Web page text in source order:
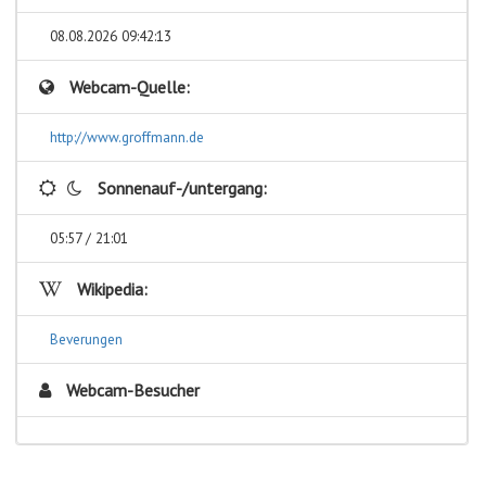
08.08.2026 09:42:13
Webcam-Quelle:
http://www.groffmann.de
Sonnenauf-/untergang:
05:57 / 21:01
Wikipedia:
Beverungen
Webcam-Besucher